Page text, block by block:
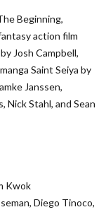
Beginning,
action film
Josh Campbell,
Saint Seiya by
Janssen,
Nick Stahl, and Sean
Kwok
Diego Tinoco,